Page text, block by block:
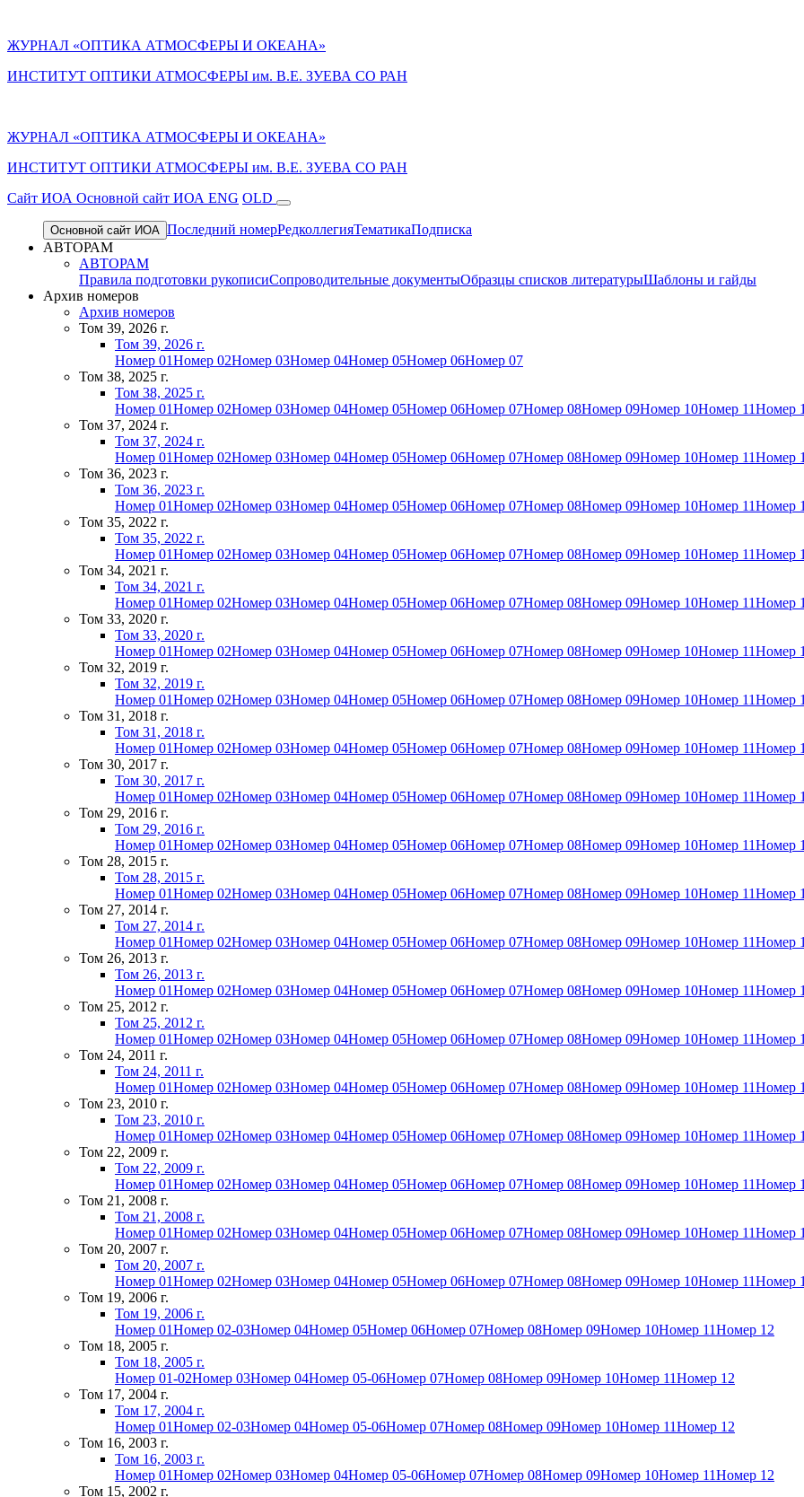
ЖУРНАЛ «ОПТИКА АТМОСФЕРЫ И ОКЕАНА»
ИНСТИТУТ ОПТИКИ АТМОСФЕРЫ им. В.Е. ЗУЕВА СО РАН
ЖУРНАЛ «ОПТИКА АТМОСФЕРЫ И ОКЕАНА»
ИНСТИТУТ ОПТИКИ АТМОСФЕРЫ им. В.Е. ЗУЕВА СО РАН
Cайт ИОА Основной сайт ИОА ENG OLD
Основной сайт ИОА Последний номерРедколлегияТематикаПодписка
АВТОРАМ
АВТОРАМ
Правила подготовки рукописиСопроводительные документыОбразцы списков литературыШаблоны и гайды
Архив номеров
Архив номеров
Том 39, 2026 г.
Том 39, 2026 г.
Номер 01Номер 02Номер 03Номер 04Номер 05Номер 06Номер 07
Том 38, 2025 г.
Том 38, 2025 г.
Номер 01Номер 02Номер 03Номер 04Номер 05Номер 06Номер 07Номер 08Номер 09Номер 10Номер 11Номер
Том 37, 2024 г.
Том 37, 2024 г.
Номер 01Номер 02Номер 03Номер 04Номер 05Номер 06Номер 07Номер 08Номер 09Номер 10Номер 11Номер
Том 36, 2023 г.
Том 36, 2023 г.
Номер 01Номер 02Номер 03Номер 04Номер 05Номер 06Номер 07Номер 08Номер 09Номер 10Номер 11Номер
Том 35, 2022 г.
Том 35, 2022 г.
Номер 01Номер 02Номер 03Номер 04Номер 05Номер 06Номер 07Номер 08Номер 09Номер 10Номер 11Номер
Том 34, 2021 г.
Том 34, 2021 г.
Номер 01Номер 02Номер 03Номер 04Номер 05Номер 06Номер 07Номер 08Номер 09Номер 10Номер 11Номер
Том 33, 2020 г.
Том 33, 2020 г.
Номер 01Номер 02Номер 03Номер 04Номер 05Номер 06Номер 07Номер 08Номер 09Номер 10Номер 11Номер
Том 32, 2019 г.
Том 32, 2019 г.
Номер 01Номер 02Номер 03Номер 04Номер 05Номер 06Номер 07Номер 08Номер 09Номер 10Номер 11Номер
Том 31, 2018 г.
Том 31, 2018 г.
Номер 01Номер 02Номер 03Номер 04Номер 05Номер 06Номер 07Номер 08Номер 09Номер 10Номер 11Номер
Том 30, 2017 г.
Том 30, 2017 г.
Номер 01Номер 02Номер 03Номер 04Номер 05Номер 06Номер 07Номер 08Номер 09Номер 10Номер 11Номер
Том 29, 2016 г.
Том 29, 2016 г.
Номер 01Номер 02Номер 03Номер 04Номер 05Номер 06Номер 07Номер 08Номер 09Номер 10Номер 11Номер
Том 28, 2015 г.
Том 28, 2015 г.
Номер 01Номер 02Номер 03Номер 04Номер 05Номер 06Номер 07Номер 08Номер 09Номер 10Номер 11Номер
Том 27, 2014 г.
Том 27, 2014 г.
Номер 01Номер 02Номер 03Номер 04Номер 05Номер 06Номер 07Номер 08Номер 09Номер 10Номер 11Номер
Том 26, 2013 г.
Том 26, 2013 г.
Номер 01Номер 02Номер 03Номер 04Номер 05Номер 06Номер 07Номер 08Номер 09Номер 10Номер 11Номер
Том 25, 2012 г.
Том 25, 2012 г.
Номер 01Номер 02Номер 03Номер 04Номер 05Номер 06Номер 07Номер 08Номер 09Номер 10Номер 11Номер
Том 24, 2011 г.
Том 24, 2011 г.
Номер 01Номер 02Номер 03Номер 04Номер 05Номер 06Номер 07Номер 08Номер 09Номер 10Номер 11Номер
Том 23, 2010 г.
Том 23, 2010 г.
Номер 01Номер 02Номер 03Номер 04Номер 05Номер 06Номер 07Номер 08Номер 09Номер 10Номер 11Номер
Том 22, 2009 г.
Том 22, 2009 г.
Номер 01Номер 02Номер 03Номер 04Номер 05Номер 06Номер 07Номер 08Номер 09Номер 10Номер 11Номер
Том 21, 2008 г.
Том 21, 2008 г.
Номер 01Номер 02Номер 03Номер 04Номер 05Номер 06Номер 07Номер 08Номер 09Номер 10Номер 11Номер
Том 20, 2007 г.
Том 20, 2007 г.
Номер 01Номер 02Номер 03Номер 04Номер 05Номер 06Номер 07Номер 08Номер 09Номер 10Номер 11Номер
Том 19, 2006 г.
Том 19, 2006 г.
Номер 01Номер 02-03Номер 04Номер 05Номер 06Номер 07Номер 08Номер 09Номер 10Номер 11Номер 12
Том 18, 2005 г.
Том 18, 2005 г.
Номер 01-02Номер 03Номер 04Номер 05-06Номер 07Номер 08Номер 09Номер 10Номер 11Номер 12
Том 17, 2004 г.
Том 17, 2004 г.
Номер 01Номер 02-03Номер 04Номер 05-06Номер 07Номер 08Номер 09Номер 10Номер 11Номер 12
Том 16, 2003 г.
Том 16, 2003 г.
Номер 01Номер 02Номер 03Номер 04Номер 05-06Номер 07Номер 08Номер 09Номер 10Номер 11Номер 12
Том 15, 2002 г.